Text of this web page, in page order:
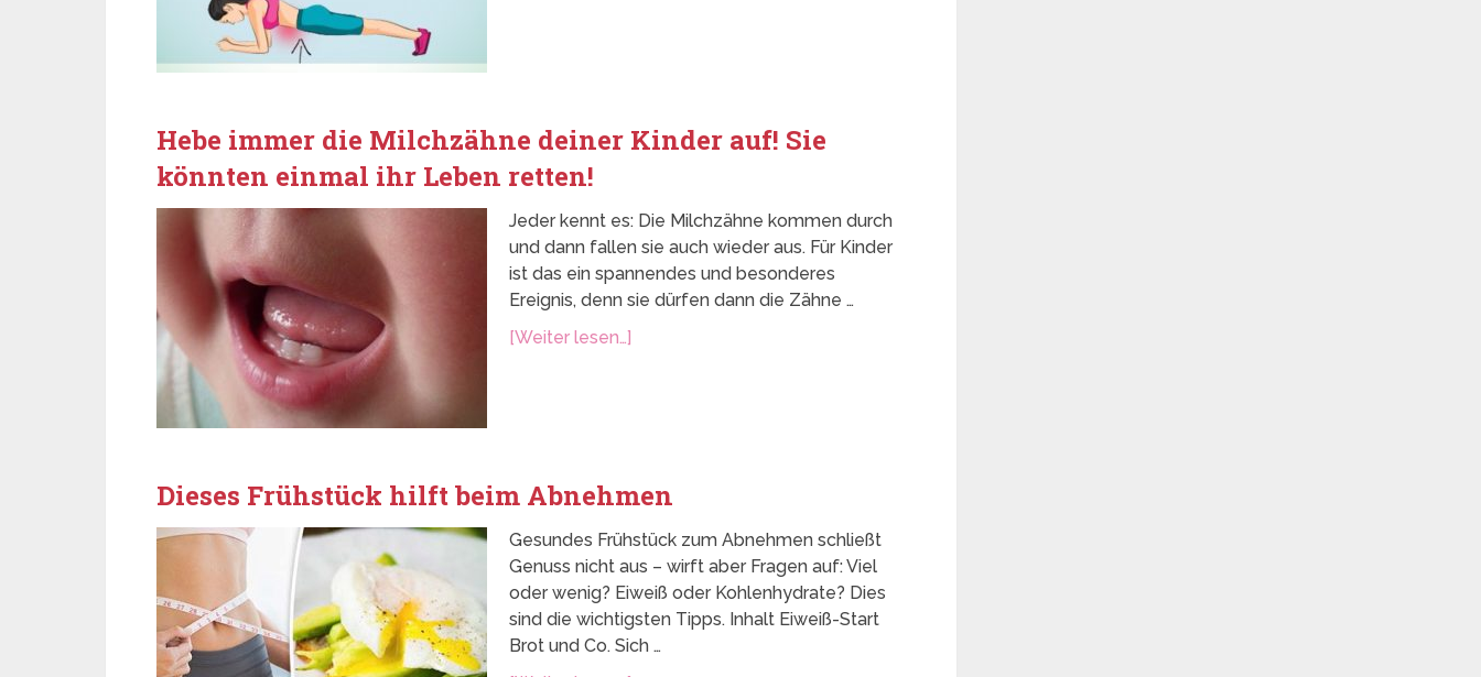
Hebe immer die Milchzähne deiner Kinder auf! Sie
könnten einmal ihr Leben retten!
Jeder kennt es: Die Milchzähne kommen durch
und dann fallen sie auch wieder aus. Für Kinder
ist das ein spannendes und besonderes
Ereignis, denn sie dürfen dann die Zähne …
[Weiter lesen…]
Dieses Frühstück hilft beim Abnehmen
Gesundes Frühstück zum Abnehmen schließt
Genuss nicht aus – wirft aber Fragen auf: Viel
oder wenig? Eiweiß oder Kohlenhydrate? Dies
sind die wichtigsten Tipps. Inhalt Eiweiß-Start
Brot und Co. Sich …